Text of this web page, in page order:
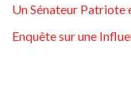
Un Sénateur Patriote
Enquête sur une